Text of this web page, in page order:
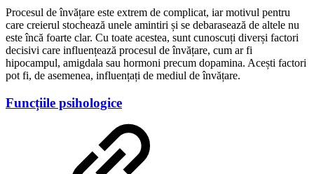
Procesul de învățare este extrem de complicat, iar motivul pentru
care creierul stochează unele amintiri și se debarasează de altele nu
este încă foarte clar. Cu toate acestea, sunt cunoscuți diverși factori
decisivi care influențează procesul de învățare, cum ar fi
hipocampul, amigdala sau hormoni precum dopamina. Acești factori
pot fi, de asemenea, influențați de mediul de învățare.
Funcțiile psihologice